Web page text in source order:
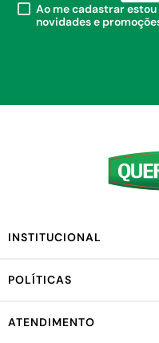
Ao me cadastrar
novidades e
INSTITUCIONAL
POLÍTICAS
ATENDIMENTO